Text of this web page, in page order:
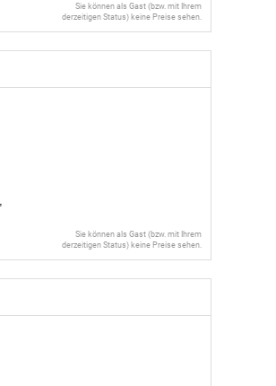
Sie können als Gast (bzw. mit Ihrem
derzeitigen Status) keine Preise sehen.
Sie können als Gast (bzw. mit Ihrem
derzeitigen Status) keine Preise sehen.